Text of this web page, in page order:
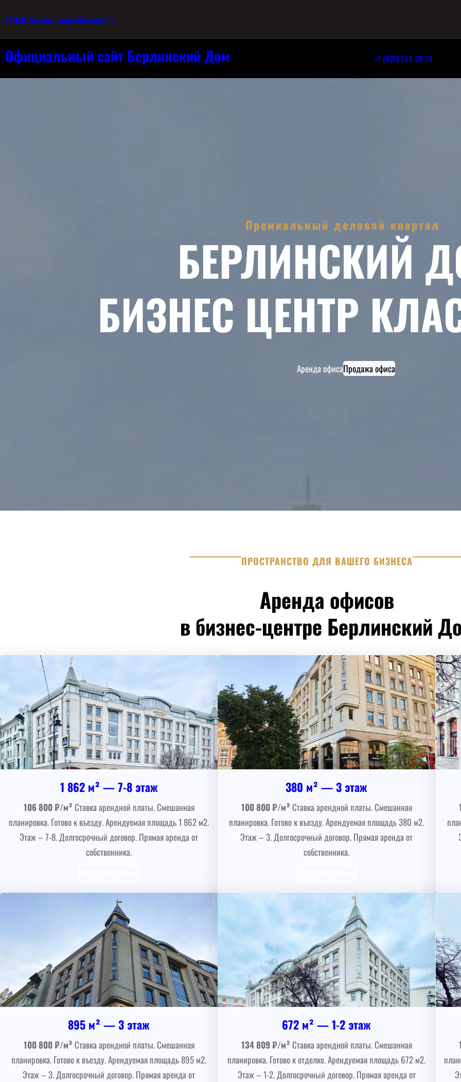
107031, Москва, улица Петровка, 5
Официальный сайт Берлинский Дом +7 (925) 568-38-18
Премиальный деловой квартал
БЕРЛИНСКИЙ
БИЗНЕС ЦЕНТР
Аренда офисаПродажа офиса
ПРОСТРАНСТВО ДЛЯ ВАШЕГО БИЗНЕСА
Аренда офисов
в бизнес-центре Берлинский
1 862 м² — 7-8 этаж
106 800 ₽/м² Ставка арендной платы. Смешанная
планировка. Готово к въезду. Арендуемая площадь 1 862 м2.
Этаж – 7-8. Долгосрочный договор. Прямая аренда от
собственника.
895 м² — 3 этаж
100 800 ₽/м² Ставка арендной платы. Смешанная
планировка. Готово к въезду. Арендуемая площадь 895 м2.
Этаж – 3. Долгосрочный договор. Прямая аренда от
380 м² — 3 этаж
100 800 ₽/м² Ставка арендной платы. Смешанная
планировка. Готово к въезду. Арендуемая площадь 380 м2.
Этаж – 3. Долгосрочный договор. Прямая аренда от
собственника.
672 м² — 1-2 этаж
134 809 ₽/м² Ставка арендной платы. Смешанная
планировка. Готово к отделке. Арендуемая площадь 672 м2.
Этаж – 1-2. Долгосрочный договор. Прямая аренда от